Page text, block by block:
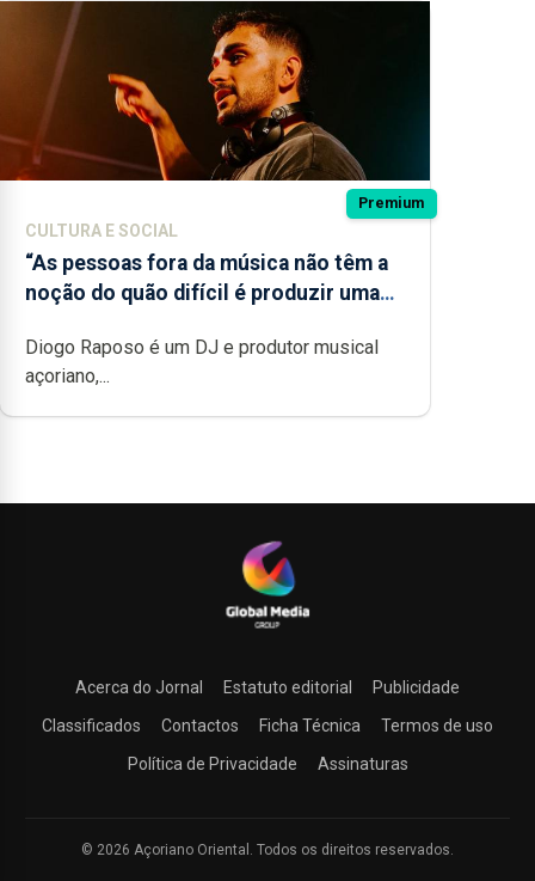
Premium
CULTURA E SOCIAL
“As pessoas fora da música não têm a
noção do quão difícil é produzir uma
Diogo Raposo é um DJ e produtor musical
açoriano,...
Acerca do Jornal Estatuto editorial
Publicidade
Classificados
Contactos Ficha Técnica
Termos de uso
Política de Privacidade
Assinaturas
© 2026 Açoriano Oriental. Todos os direitos reservados.